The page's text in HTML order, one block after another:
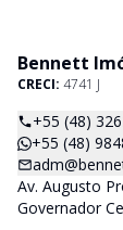
Bennett
CRECI: 4741 J
+55 (48)
+55 (48)
Av. Augusto
Governador